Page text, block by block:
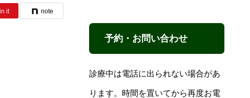
it note
予約・お問い合わせ
診療中は電話に出られない場合があ
ります。時間を置いてから再度お電